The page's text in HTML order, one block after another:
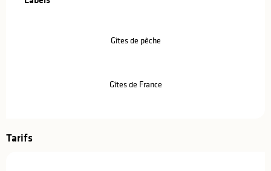
Gîtes de pêche
Gîtes de France
Tarifs